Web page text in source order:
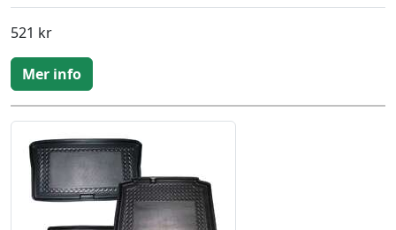
521 kr
Mer info